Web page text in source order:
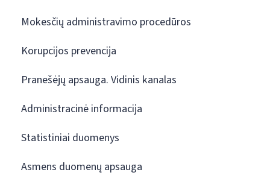
Mokesčių administravimo procedūros
Korupcijos prevencija
Pranešėjų apsauga. Vidinis kanalas
Administracinė informacija
Statistiniai duomenys
Asmens duomenų apsauga